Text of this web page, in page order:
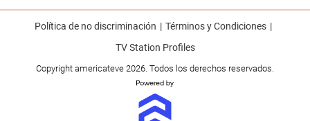
Política de no discriminación
Términos y Condiciones
TV Station Profiles
Copyright americateve 2026. Todos los derechos reservados.